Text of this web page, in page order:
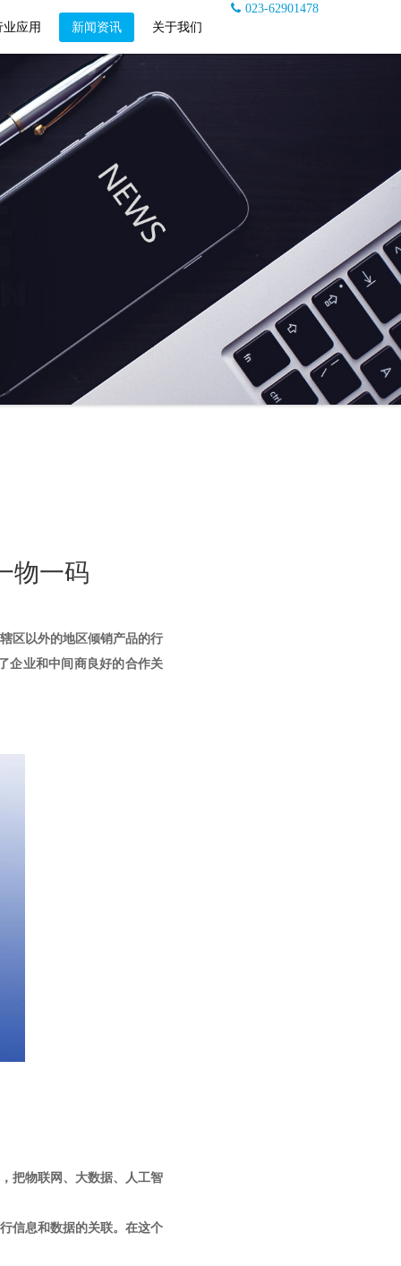
023-62901478
业应用 新闻资讯 关于我们
物一码
区以外的地区倾销产品的行
企业和中间商良好的合作关
把物联网、大数据、人工智
信息和数据的关联。在这个